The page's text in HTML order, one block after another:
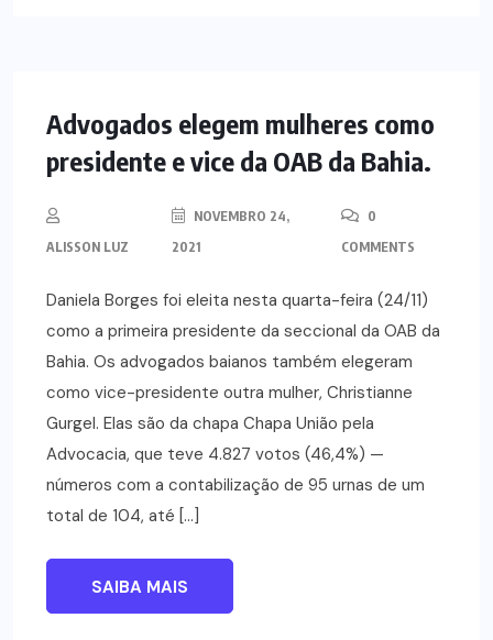
Advogados elegem mulheres como
presidente e vice da OAB da Bahia.
ALISSON LUZ
NOVEMBRO 24,
2021
0
COMMENTS
Daniela Borges foi eleita nesta quarta-feira (24/11)
como a primeira presidente da seccional da OAB da
Bahia. Os advogados baianos também elegeram
como vice-presidente outra mulher, Christianne
Gurgel. Elas são da chapa Chapa União pela
Advocacia, que teve 4.827 votos (46,4%) —
números com a contabilização de 95 urnas de um
total de 104, até […]
SAIBA MAIS